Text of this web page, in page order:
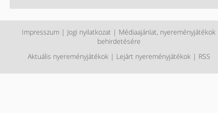
Impresszum | Jogi nyilatkozat | Médiaajánlat, nyereményjátékok
behirdetésére
Aktuális nyereményjátékok| Lejárt nyereményjátékok| RSS